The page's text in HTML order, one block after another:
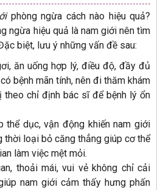
phòng ngừa cách nào hiệu quả?
ngừa hiệu quả là nam giới nên tìm
biệt, lưu ý những vấn đề sau:
ăn uống hợp lý, điều độ, đầy đủ
bệnh mãn tính, nên đi thăm khám
theo chỉ định bác sĩ để bệnh lý ổn
thể dục, vận động khiến nam giới
loại bỏ căng thẳng giúp cơ thể
làm việc mệt mỏi.
thoải mái, vui vẻ không chỉ cải
nam giới cảm thấy hưng phấn